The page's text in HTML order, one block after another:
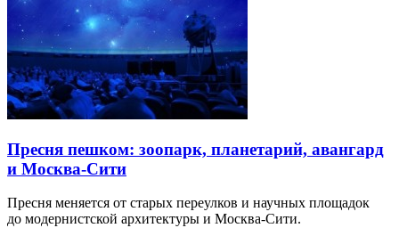
Пресня пешком: зоопарк, планетарий, авангард
и Москва-Сити
Пресня меняется от старых переулков и научных площадок
до модернистской архитектуры и Москва-Сити.